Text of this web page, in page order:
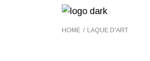
HOME LAQUE D'ART